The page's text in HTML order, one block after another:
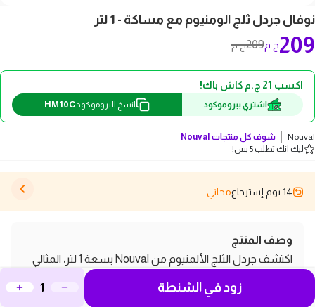
نوفال جردل ثلج الومنيوم مع مساكة - 1 لتر
209ج.م 209ج.م
اكسب 21 ج.م كاش باك!
اشتري ببروموكود انسخ البروموكود HM10C
Nouval شوف كل منتجات Nouval
ليك انك تطلب 5 بس!
14 يوم إسترجاع مجاني
وصف المنتج
اكتشف جردل الثلج الألمنيوم من Nouval بسعة 1 لتر، المثالي
لحفظ الثلج وتقديم المشروبات الباردة في المناسبات. يتميز
زود في الشنطة